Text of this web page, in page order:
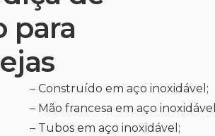
para
– Construído em aço inoxidável;
– Mão francesa em aço
– Tubos em aço inoxidável;